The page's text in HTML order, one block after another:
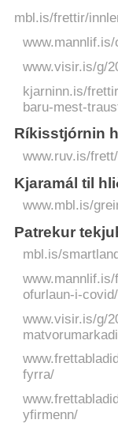
mbl.is/frettir/
www.visir.is/g/
kjarninn.is/
baru-mest-
Ríkisstjórnin
www.ruv.is/
Kjaramál til
www.mbl.is/
Patrekur
mbl.is/
ofurlaun-i-covid/
www.visir.is/g/
fyrra/
yfirmenn/